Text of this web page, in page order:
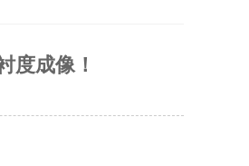
度成像！